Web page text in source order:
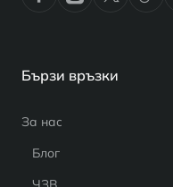
Бързи връзки
За нас
Блог